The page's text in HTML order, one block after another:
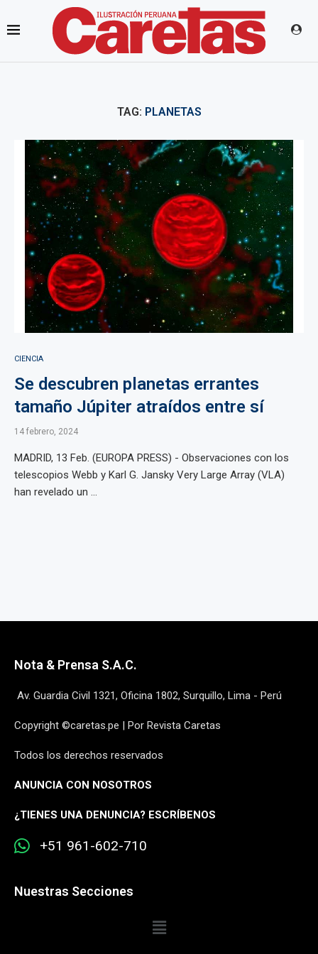
TAG: PLANETAS
CIENCIA
Se descubren planetas errantes
tamaño Júpiter atraídos entre sí
14 febrero, 2024
MADRID, 13 Feb. (EUROPA PRESS) - Observaciones con los
telescopios Webb y Karl G. Jansky Very Large Array (VLA)
han revelado un ...
Nota & Prensa S.A.C.
Av. Guardia Civil 1321, Oficina 1802, Surquillo, Lima - Perú
Copyright ©caretas.pe | Por Revista Caretas
Todos los derechos reservados
ANUNCIA CON NOSOTROS
¿TIENES UNA DENUNCIA? ESCRÍBENOS
+51 961-602-710
Nuestras Secciones